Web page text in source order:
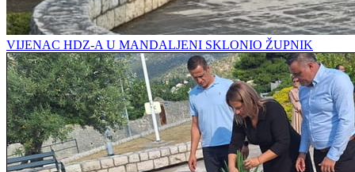
VIJENAC HDZ-A U MANDALJENI SKLONIO ŽUPNIK